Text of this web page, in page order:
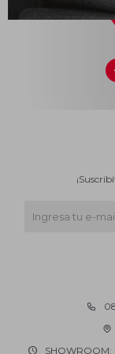
SHOWROOM: